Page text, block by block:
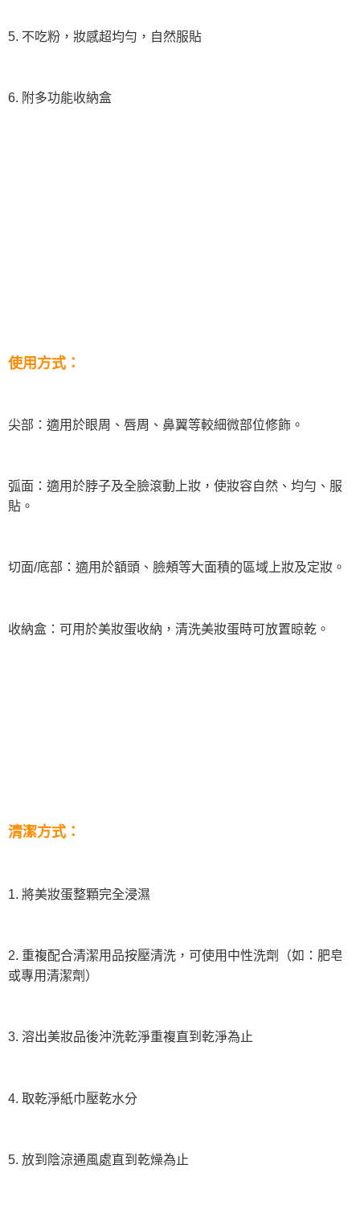
5. 不吃粉，妝感超均勻，自然服貼
6. 附多功能收納盒
使用方式：
尖部：適用於眼周、唇周、鼻翼等較細微部位修飾。
弧面：適用於脖子及全臉滾動上妝，使妝容自然、均勻、服
貼。
切面/底部：適用於額頭、臉頰等大面積的區域上妝及定妝。
收納盒：可用於美妝蛋收納，清洗美妝蛋時可放置晾乾。
清潔方式：
1. 將美妝蛋整顆完全浸濕
2. 重複配合清潔用品按壓清洗，可使用中性洗劑（如：肥皂
或專用清潔劑）
3. 溶出美妝品後沖洗乾淨重複直到乾淨為止
4. 取乾淨紙巾壓乾水分
5. 放到陰涼通風處直到乾燥為止